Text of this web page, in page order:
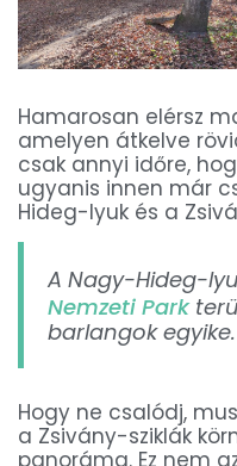
Hamarosan elérsz
amelyen átkelve
csak annyi időre,
ugyanis innen már
Hideg-lyuk és a
A Nagy-Hideg-
Nemzeti Park
barlangok egyike.
Hogy ne csalódj,
a Zsivány-sziklák